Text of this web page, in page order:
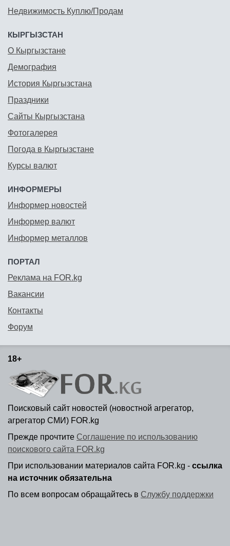
Недвижимость Куплю/Продам
КЫРГЫЗСТАН
О Кыргызстане
Демография
История Кыргызстана
Праздники
Сайты Кыргызстана
Фотогалерея
Погода в Кыргызстане
Курсы валют
ИНФОРМЕРЫ
Информер новостей
Информер валют
Информер металлов
ПОРТАЛ
Реклама на FOR.kg
Вакансии
Контакты
Форум
18+
Поисковый сайт новостей (новостной агрегатор,
агрегатор СМИ) FOR.kg
Прежде прочтите Соглашение по использованию
поискового сайта FOR.kg
При использовании материалов сайта FOR.kg - ссылка
на источник обязательна
По всем вопросам обращайтесь в Службу поддержки